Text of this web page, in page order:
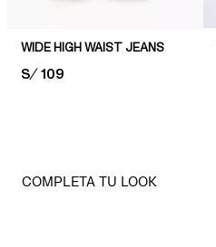
WIDE HIGH WAIST JEANS
PRICE:
S/ 109
COMPLETA TU LOOK